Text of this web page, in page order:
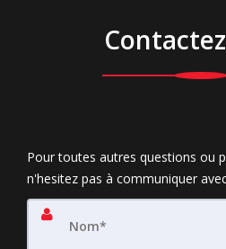
Pour toutes autres questions ou
n'hesitez pas à communiquer